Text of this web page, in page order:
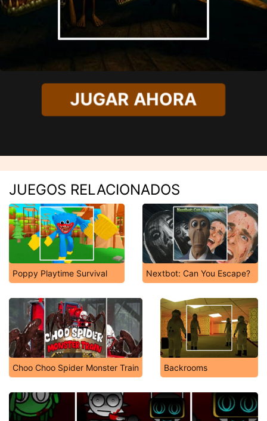
JUGAR AHORA
JUEGOS RELACIONADOS
Poppy Playtime Survival Nextbot: Can You Escape?
Choo Choo Spider Monster Train Backrooms